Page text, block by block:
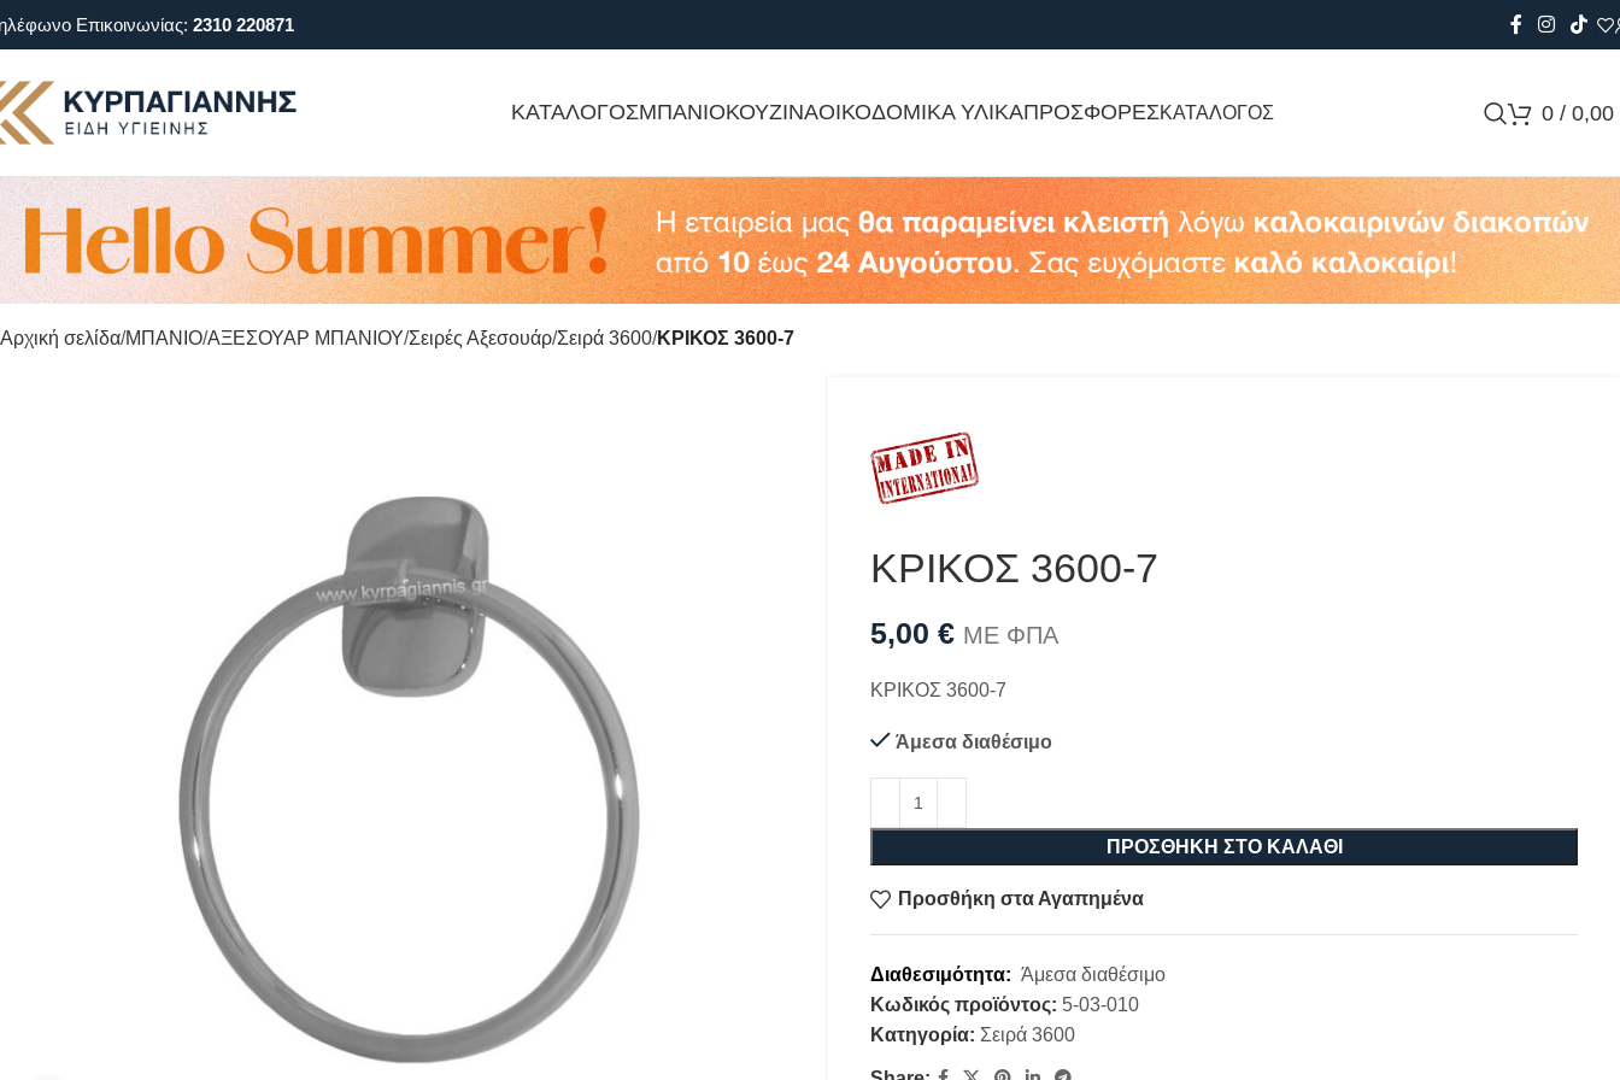
Επικοινωνίας: 2310 220871
ΚΑΤΑΛΟΓΟΣΜΠΑΝΙΟΚΟΥΖΙΝΑΟΙΚΟΔΟΜΙΚΑ ΥΛΙΚΑΠΡΟΣΦΟΡΕΣΚΑΤΑΛΟΓΟΣ 0 / 0,00
Αρχική σελίδα ΜΠΑΝΙΟ ΑΞΕΣΟΥΑΡ ΜΠΑΝΙΟΥ Σειρές Αξεσουάρ Σειρά 3600 ΚΡΙΚΟΣ 3600-7
ΚΡΙΚΟΣ 3600-7
5,00 € ΜΕ ΦΠΑ
ΚΡΙΚΟΣ 3600-7
Άμεσα διαθέσιμο
ΠΡΟΣΘΉΚΗ ΣΤΟ ΚΑΛΆΘΙ
Προσθήκη στα Αγαπημένα
Διαθεσιμότητα: Άμεσα διαθέσιμο
Κωδικός προϊόντος: 5-03-010
Κατηγορία: Σειρά 3600